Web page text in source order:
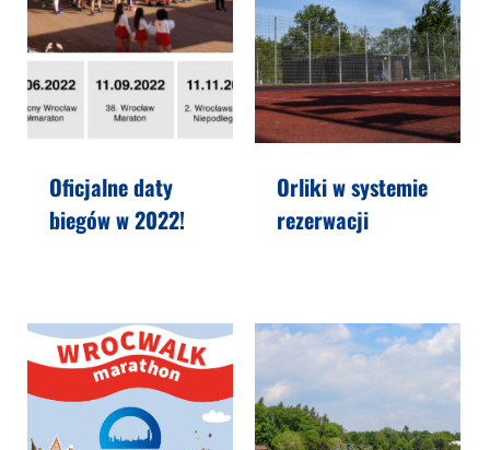
Oficjalne daty
biegów w 2022!
Orliki w systemie
rezerwacji